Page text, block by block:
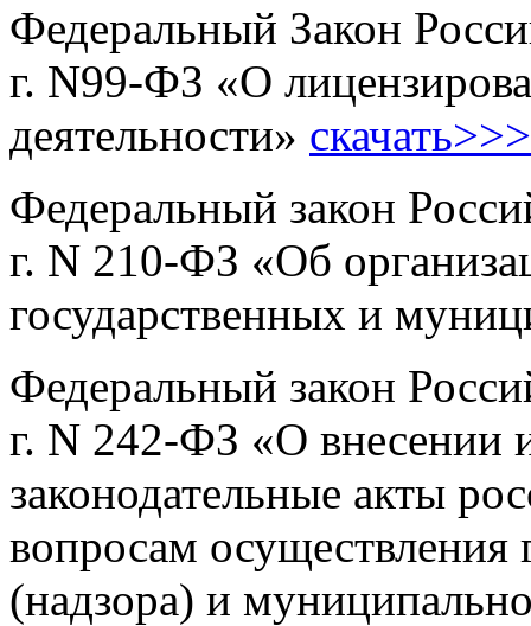
Федеральный Закон
г. N99-ФЗ «О
деятельности» скачать>>>
Федеральный закон
г. N 210-ФЗ «Об
государственных и
Федеральный закон
г. N 242-ФЗ «О внесении
законодательные акты
вопросам осуществления
(надзора) и